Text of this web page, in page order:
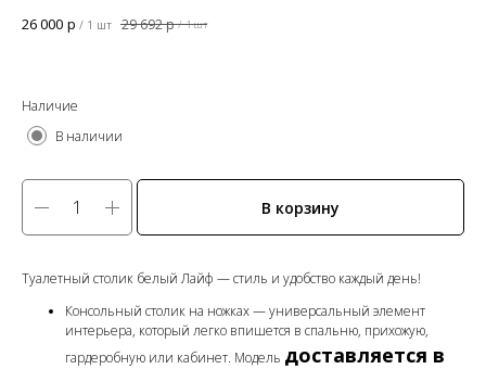
26 000 р / 1 шт 29 692р / 1 шт
Наличие
В наличии
В корзину
Туалетный столик белый Лайф — стиль и удобство каждый день!
Консольный столик на ножках — универсальный элемент
интерьера, который легко впишется в спальню, прихожую,
гардеробную или кабинет. Модель доставляется в